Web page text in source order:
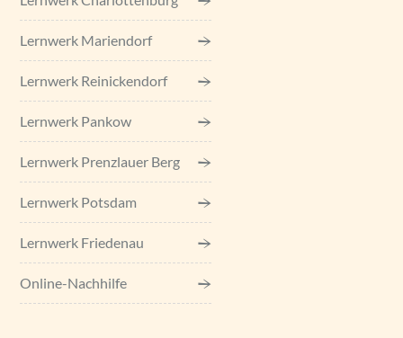
Lernwerk Mariendorf
Lernwerk Reinickendorf
Lernwerk Pankow
Lernwerk Prenzlauer Berg
Lernwerk Potsdam
Lernwerk Friedenau
Online-Nachhilfe